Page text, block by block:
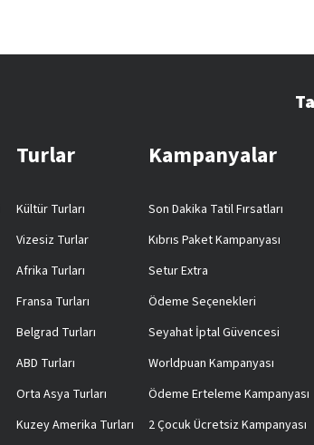
Turlar
Kültür Turları
Vizesiz Turlar
Afrika Turları
Fransa Turları
Belgrad Turları
ABD Turları
Orta Asya Turları
Kuzey Amerika Turları
Kampanyalar
Son Dakika Tatil Fırsatları
Kıbrıs Paket Kampanyası
Setur Extra
Ödeme Seçenekleri
Seyahat İptal Güvencesi
Worldpuan Kampanyası
Ödeme Erteleme Kampanyası
2 Çocuk Ücretsiz Kampanyası